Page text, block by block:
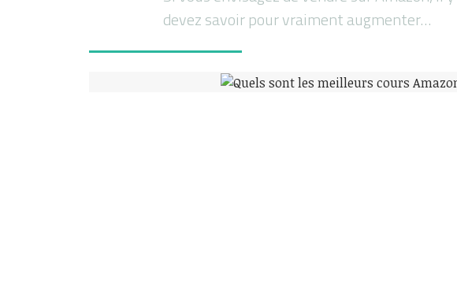
devez savoir pour vraiment augmenter…